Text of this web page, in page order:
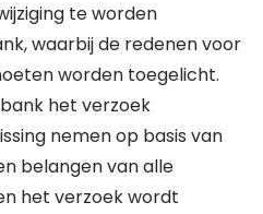
te worden
waarbij de redenen voor
worden toegelicht.
het verzoek
nemen op basis van
belangen van alle
het verzoek wordt